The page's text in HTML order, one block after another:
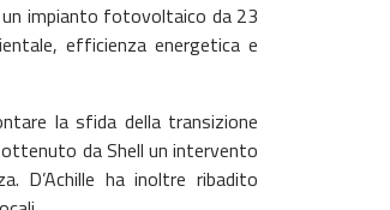
un impianto fotovoltaico da 23
efficienza energetica e
la sfida della transizione
da Shell un intervento
D’Achille ha inoltre ribadito